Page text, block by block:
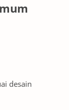
desain